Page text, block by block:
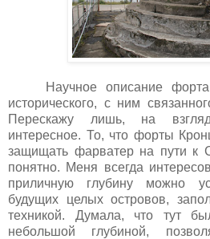
Научное описание
исторического, с ним
Перескажу лишь, на
интересное. То, что форты
защищать фарватер на пути к
понятно. Меня всегда
приличную глубину можно
будущих целых островов,
техникой. Думала, что тут
небольшой глубиной,